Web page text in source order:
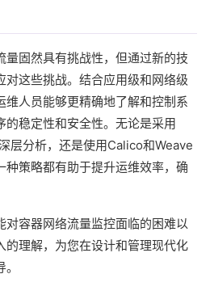
量固然具有挑战性，但通过新的技
对这些挑战。结合应用级和网络级
维人员能够更精确地了解和控制系
的稳定性和安全性。无论是采用
层分析，还是使用Calico和Weave
种策略都有助于提升运维效率，确
对容器网络流量监控面临的困难以
的理解，为您在设计和管理现代化